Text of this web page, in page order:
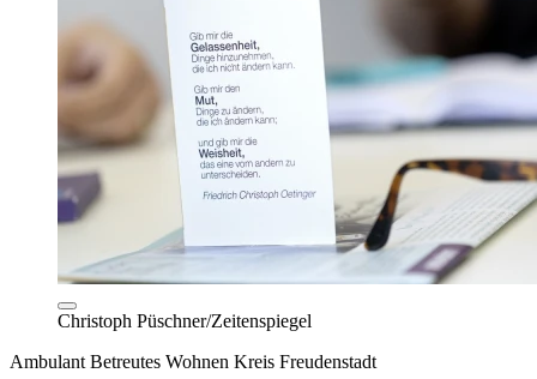
Christoph Püschner/Zeitenspiegel
Ambulant Betreutes Wohnen Kreis Freudenstadt